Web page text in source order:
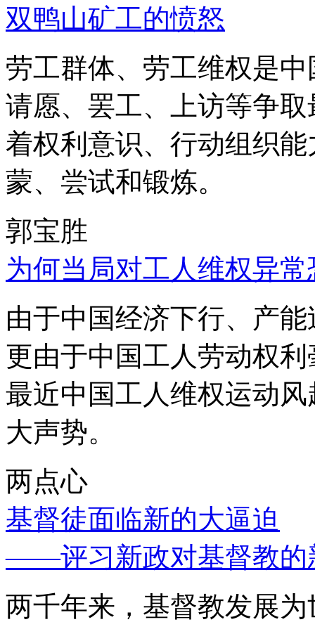
双鸭山矿工的愤怒
劳工群体、劳工维权是
请愿、罢工、上访等争
着权利意识、行动组织
蒙、尝试和锻炼。
郭宝胜
为何当局对工人维权异
由于中国经济下行、产
更由于中国工人劳动权
最近中国工人维权运动
大声势。
两点心
基督徒面临新的大逼迫
——评习新政对基督教的
两千年来，基督教发展